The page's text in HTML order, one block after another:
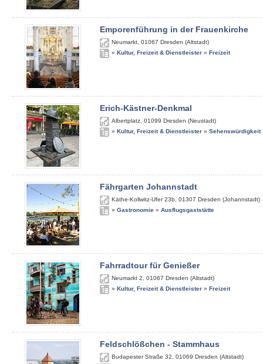
Emporenführung in der Frauenkirche
Neumarkt 01067 Dresden (Altstadt)
» Kultur, Freizeit & Dienstleister » Freizeit
Erich-Kästner-Denkmal
Albertplatz 01099 Dresden (Neustadt)
» Kultur, Freizeit & Dienstleister » Sehenswürdigkeit
Fährgarten Johannstadt
Käthe-Kollwitz-Ufer 23b 01307 Dresden (Johannstadt)
» Gastronomie » Ausflugsgaststätte
Fahrradtour für Genießer
Neumarkt 2 01067 Dresden (Altstadt)
» Kultur, Freizeit & Dienstleister » Freizeit
Feldschlößchen - Stammhaus
Budapester Straße 32 01069 Dresden (Altstadt)